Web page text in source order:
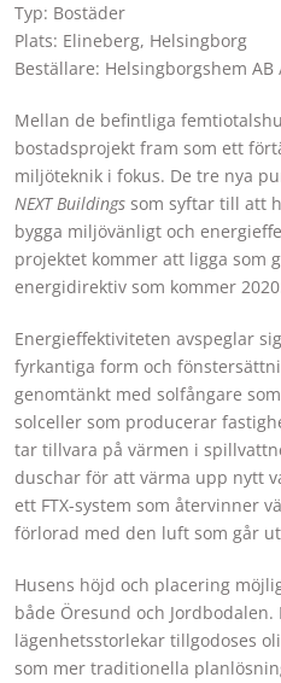
Typ: Bostäder
Plats: Elineberg, Helsingborg
Beställare: Helsingborgshem AB
Mellan de befintliga
bostadsprojekt fram som ett
miljöteknik i fokus. De tre nya
NEXT Buildings som syftar till att
bygga miljövänligt och
projektet kommer att ligga som
energidirektiv som kommer
Energieffektiviteten avspeglar
fyrkantiga form och
genomtänkt med solfångare
solceller som producerar
tar tillvara på värmen i
duschar för att värma upp nytt
ett FTX-system som återvinner
förlorad med den luft som går
Husens höjd och placering
både Öresund och
lägenhetsstorlekar tillgodoses
som mer traditionella